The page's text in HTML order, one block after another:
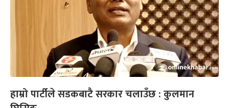
हाम्रो पार्टीले सडकबाटै सरकार चलाउँछ : कुलमान